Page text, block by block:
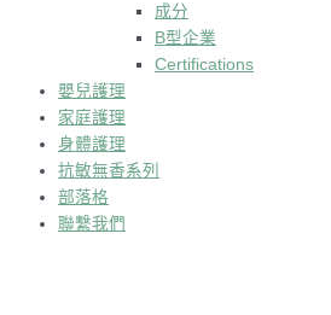
成分
B型企業
Certifications
嬰兒護理
家庭護理
身體護理
抗敏無香系列
部落格
聯繫我們